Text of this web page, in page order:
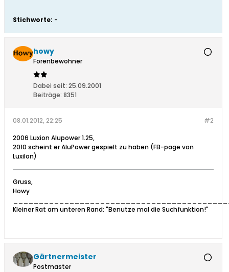
Stichworte: -
howy
Forenbewohner
Dabei seit: 25.09.2001
Beiträge: 8351
#2
08.01.2012, 22:25
2006 Luxion Alupower 1.25,
2010 scheint er AluPower gespielt zu haben (FB-page von
Luxilon)
Gruss,
Howy
Kleiner Rat am unteren Rand: "Benutze mal die Suchfunktion!"
Gärtnermeister
Postmaster